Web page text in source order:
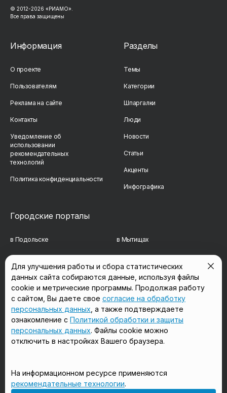
© 2012-2026 «РИАМО».
Все права защищены
Информация
О проекте
Пользователям
Реклама на сайте
Контакты
Уведомление об
использовании
рекомендательных
технологий
Политика конфиденциальности
Разделы
Темы
Категории
Шпаргалки
Люди
Новости
Статьи
Акценты
Инфографика
Городские порталы
в Подольске в Мытищах
в Сергиевом Посаде в Люберцах
в Красногорске в Королёве
в Домодедово в Щёлково
Мы в соцсетях
Для улучшения работы и сбора статистических
данных сайта собираются данные, используя файлы
cookie и метрические программы. Продолжая работу
с сайтом, Вы даете свое согласие на обработку
персональных данных , а также подтверждаете
ознакомление с Политикой обработки и защиты
персональных данных. Файлы cookie можно
отключить в настройках Вашего браузера.
На информационном ресурсе применяются
рекомендательные технологии.